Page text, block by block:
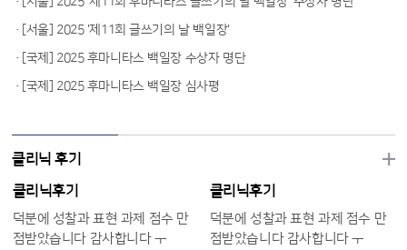
[서울] 2025 '제11회 글쓰기의 날 백일장'
[국제] 2025 후마니타스 백일장 수상자 명단
[국제] 2025 후마니타스 백일장 심사평
클리닉 후기
클리닉후기
덕분에 성찰과 표현 과제 점수 만
점받았습니다 감사합니다 ㅜ
클리닉후기
덕분에 성찰과 표현 과제 점수 만
점받았습니다 감사합니다 ㅜ